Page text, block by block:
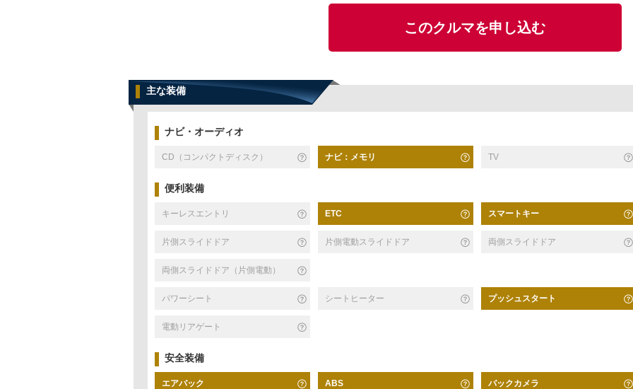
このクルマを申し込む
主な装備
ナビ・オーディオ
CD（コンパクトディスク） ナビ：メモリ TV
便利装備
キーレスエントリ ETC スマートキー
片側スライドドア 片側電動スライドドア 両側スライドドア
両側スライドドア（片側電動）
パワーシート シートヒーター プッシュスタート
電動リアゲート
安全装備
エアバック ABS バックカメラ